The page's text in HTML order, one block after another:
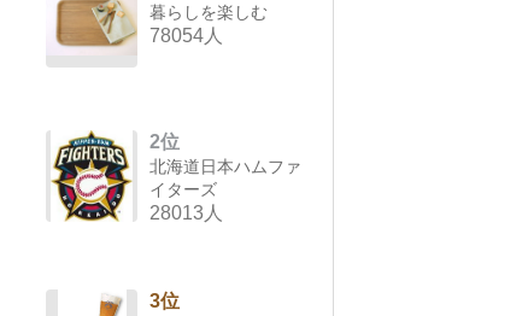
暮らしを楽しむ
78054人
2位
北海道日本ハムファ
イターズ
28013人
3位